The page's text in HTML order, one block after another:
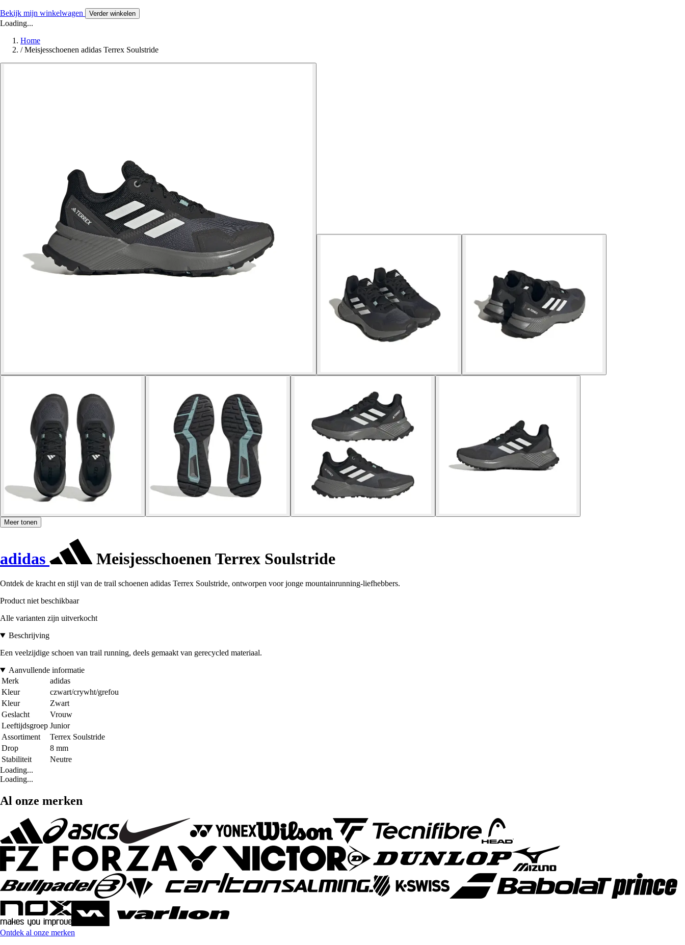
Bekijk mijn winkelwagen Verder winkelen
Loading...
Home
/ Meisjesschoenen adidas Terrex Soulstride
Meer tonen
adidas Meisjesschoenen Terrex Soulstride
Ontdek de kracht en stijl van de trail schoenen adidas Terrex Soulstride, ontworpen voor jonge mountainrunning-liefhebbers.
Product niet beschikbaar
Alle varianten zijn uitverkocht
Beschrijving
Een veelzijdige schoen van trail running, deels gemaakt van gerecycled materiaal.
Aanvullende informatie
Merk
adidas
Kleur
czwart/crywht/grefou
Kleur
Zwart
Geslacht
Vrouw
Leeftijdsgroep Junior
Assortiment
Terrex Soulstride
Drop
8 mm
Stabiliteit
Neutre
Loading...
Loading...
Al onze merken
Ontdek al onze merken